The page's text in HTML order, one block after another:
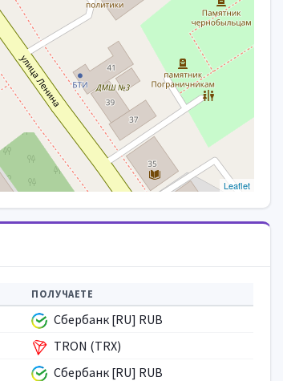
Leaflet
ПОЛУЧАЕТЕ
Сбербанк [RU] RUB
TRON (TRX)
Сбербанк [RU] RUB